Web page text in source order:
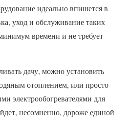
идеально впишется в
уход и обслуживание таких
времени и не требует
дачу, можно установить
отоплением, или просто
электрообогревателями для
несомненно, дороже единой